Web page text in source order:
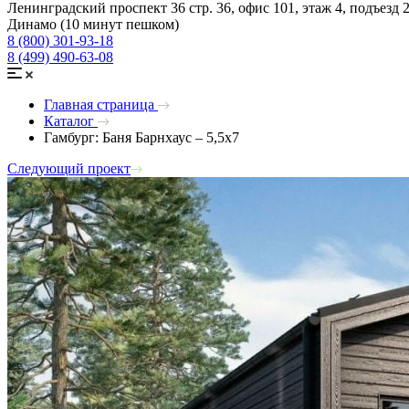
Ленинградский проспект 36 стр. 36, офис 101, этаж 4, подъезд 2
Динамо (10 минут пешком)
8 (800) 301-93-18
8 (499) 490-63-08
Главная страница
Каталог
Гамбург: Баня Барнхаус – 5,5х7
Следующий проект